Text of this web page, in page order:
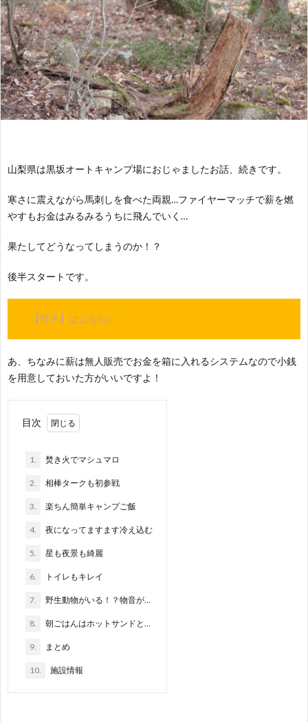
y
s
っ
山梨県は黒坂オートキャンプ場におじゃましたお話、続きです。
寒さに震えながら馬刺しを食べた両親…ファイヤーマッチで薪を燃
やすもお金はみるみるうちに飛んでいく…
果たしてどうなってしまうのか！？
後半スタートです。
【前半】はこちら♪
あ、ちなみに薪は無人販売でお金を箱に入れるシステムなので小銭
を用意しておいた方がいいですよ！
目次
1. 焚き火でマシュマロ
2. 相棒タークも初参戦
3. 楽ちん簡単キャンプご飯
4. 夜になってますます冷え込む
5. 星も夜景も綺麗
6. トイレもキレイ
7. 野生動物がいる！？物音が…
8. 朝ごはんはホットサンドと…
9. まとめ
10. 施設情報